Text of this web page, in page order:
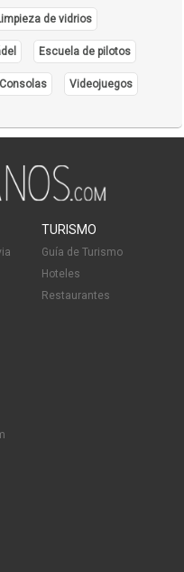
de vidrios
Escuela de pilotos
Consolas Videojuegos
TURISMO
Guía de Turismo
Hoteles
Restaurantes